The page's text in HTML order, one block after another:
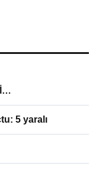
5 yaralı